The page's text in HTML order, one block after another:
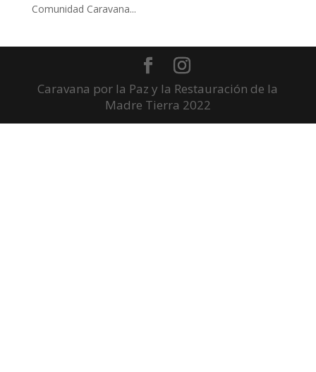
Comunidad Caravana...
Caravana por la Paz y la Restauración de la
Madre Tierra 2022